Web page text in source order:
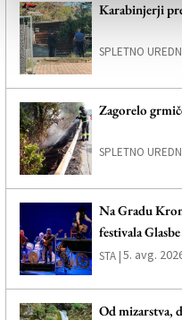
Karabinjerji
SPLETNO
Zagorelo
SPLETNO
Na Gradu
festivala
STA |5. avg.
Od mizarstva,